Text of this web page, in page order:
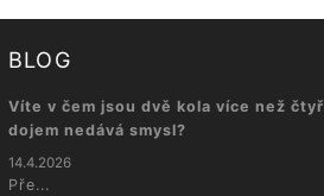
BLOG
Víte v čem jsou dvě kola více než
dojem nedává smysl?
14.4.2026
Pře...